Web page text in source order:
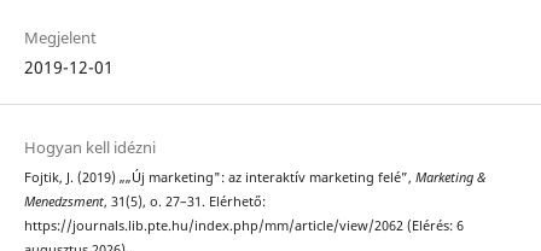
Megjelent
2019-12-01
Hogyan kell idézni
Fojtik, J. (2019) „„Új marketing": az interaktív marketing felé”, Marketing &
Menedzsment, 31(5), o. 27–31. Elérhető:
https://journals.lib.pte.hu/index.php/mm/article/view/2062 (Elérés: 6